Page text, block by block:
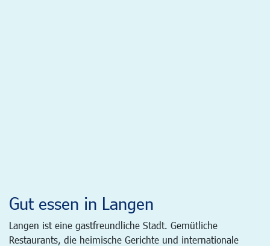
Gut essen in Langen
Langen ist eine gastfreundliche Stadt. Gemütliche
Restaurants, die heimische Gerichte und internationale